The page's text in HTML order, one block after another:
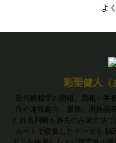
よ
彩聖健人（
近代観相学の開祖。面相・手
作や趣味趣向、服装、所持品
た姓名判断も過去の占術方法
ルートで収集したデータを